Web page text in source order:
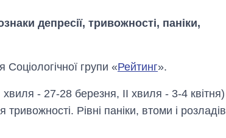
депресії, тривожності, паніки,
Соціологічної групи «Рейтинг».
- 27-28 березня, II хвиля - 3-4 квітня)
Рівні паніки, втоми і розладів